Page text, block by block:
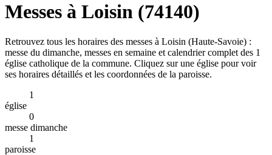
Messes à Loisin (74140)
Retrouvez tous les horaires des messes à Loisin (Haute-Savoie) :
messe du dimanche, messes en semaine et calendrier complet des 1
église catholique de la commune. Cliquez sur une église pour voir
ses horaires détaillés et les coordonnées de la paroisse.
1
église
0
messe dimanche
1
paroisse